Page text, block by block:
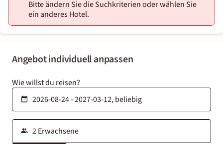
Angebot individuell anpassen
Wie willst du reisen?
Bitte ändern Sie die Suchkriterien oder wählen Sie
ein anderes Hotel.